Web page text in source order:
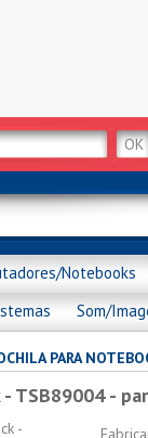
Notebooks
Som/
PARA
TSB89004 -